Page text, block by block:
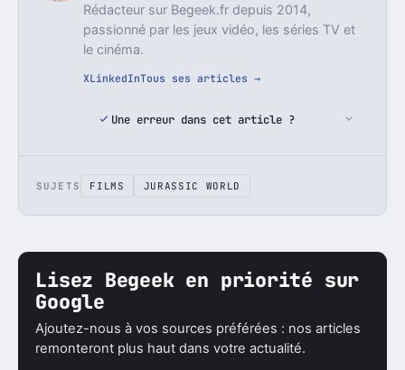
Rédacteur sur Begeek.fr depuis 2014,
passionné par les jeux vidéo, les séries TV et
le cinéma.
XLinkedInTous ses articles →
Une erreur dans cet article ?
SUJETS FILMS JURASSIC WORLD
Lisez Begeek en priorité sur
Google
Ajoutez-nous à vos sources préférées : nos articles
remonteront plus haut dans votre actualité.